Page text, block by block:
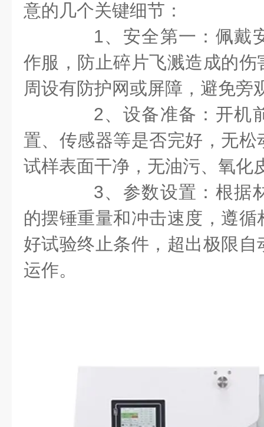
意的几个关键细节：
1、安全第一：佩戴
作服，防止碎片飞溅造成的
周设有防护网或屏障，避免旁
2、设备准备：开机
置、传感器等是否完好，无
试样表面干净，无油污、氧化
3、参数设置：根据
的摆锤重量和冲击速度，遵
好试验终止条件，超出极限
运作。